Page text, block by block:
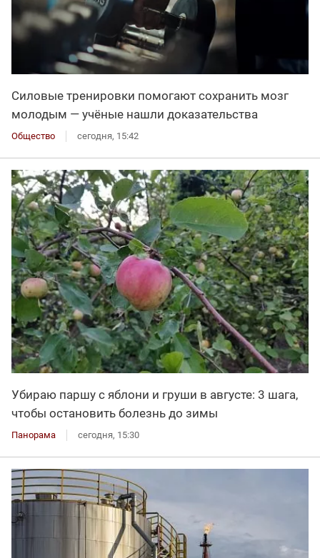
Силовые тренировки помогают сохранить мозг
молодым — учёные нашли доказательства
Общество сегодня, 15:42
Убираю паршу с яблони и груши в августе: 3 шага,
чтобы остановить болезнь до зимы
Панорама сегодня, 15:30